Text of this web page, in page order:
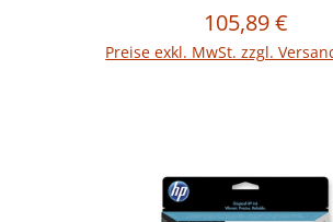
Modell verwendet, die
jeweiligen Tintenfarbe erfolgt erst
Einsetzen in den
Regulärer
105,89 €
Preise exkl. MwSt. zzgl.
In den Warenkorb